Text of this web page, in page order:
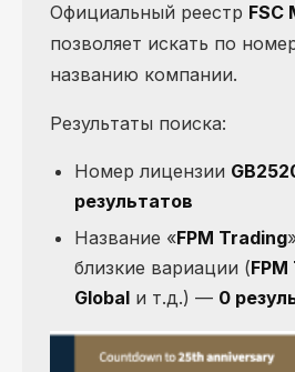
Официальный реестр FSC
позволяет искать по
названию компании.
Результаты поиска:
Номер лицензии
результатов
Название «FPM Trading
близкие вариации (
Global и т.д.) — 0